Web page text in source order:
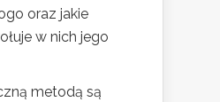
oraz jakie
w nich jego
metodą są